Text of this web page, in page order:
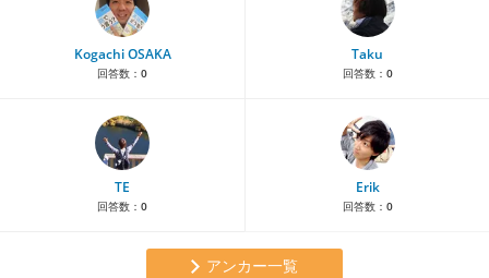
Kogachi OSAKA
回答数： 0
Taku
回答数： 0
TE
回答数： 0
Erik
回答数： 0
アンカー一覧